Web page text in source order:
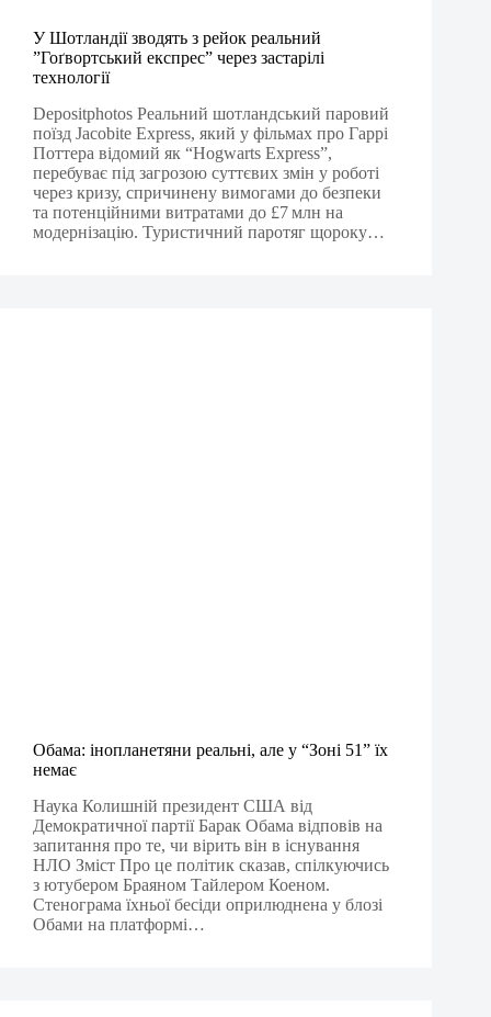
У Шотландії зводять з рейок реальний
”Гоґвортський експрес” через застарілі
технології
Depositphotos Реальний шотландський паровий
поїзд Jacobite Express, який у фільмах про Гаррі
Поттера відомий як “Hogwarts Express”,
перебуває під загрозою суттєвих змін у роботі
через кризу, спричинену вимогами до безпеки
та потенційними витратами до £7 млн на
модернізацію. Туристичний паротяг щороку…
Обама: інопланетяни реальні, але у “Зоні 51” їх
немає
Наука Колишній президент США від
Демократичної партії Барак Обама відповів на
запитання про те, чи вірить він в існування
НЛО Зміст Про це політик сказав, спілкуючись
з ютубером Браяном Тайлером Коеном.
Стенограма їхньої бесіди оприлюднена у блозі
Обами на платформі…